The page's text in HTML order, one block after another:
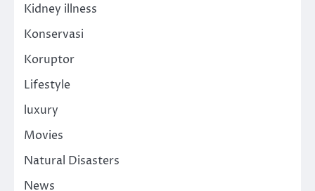
Kidney illness
Konservasi
Koruptor
Lifestyle
luxury
Movies
Natural Disasters
News